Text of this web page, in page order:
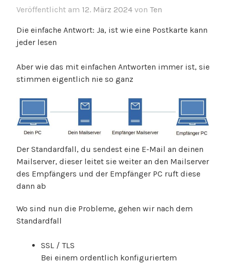
Veröffentlicht am 12. März 2024 von Ten
Die einfache Antwort: Ja, ist wie eine Postkarte kann
jeder lesen
Aber wie das mit einfachen Antworten immer ist, sie
stimmen eigentlich nie so ganz
Der Standardfall, du sendest eine E-Mail an deinen
Mailserver, dieser leitet sie weiter an den Mailserver
des Empfängers und der Empfänger PC ruft diese
dann ab
Wo sind nun die Probleme, gehen wir nach dem
Standardfall
SSL / TLS
Bei einem ordentlich konfiguriertem